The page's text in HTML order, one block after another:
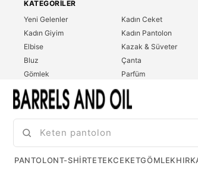
KATEGORILER
Yeni Gelenler
Kadın Giyim
Elbise
Bluz
Gömlek
T-Shirt
Sweatshirt
Kadın Ceket
Kadın Pantolon
Kazak & Süveter
Çanta
Parfüm
Erkek Giyim
PANTOLONT-SHIRTETEKCEKETGÖMLEK